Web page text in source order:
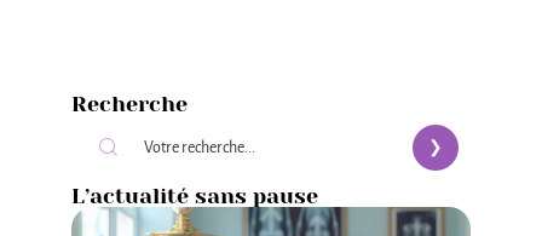
Recherche
L’actualité sans pause